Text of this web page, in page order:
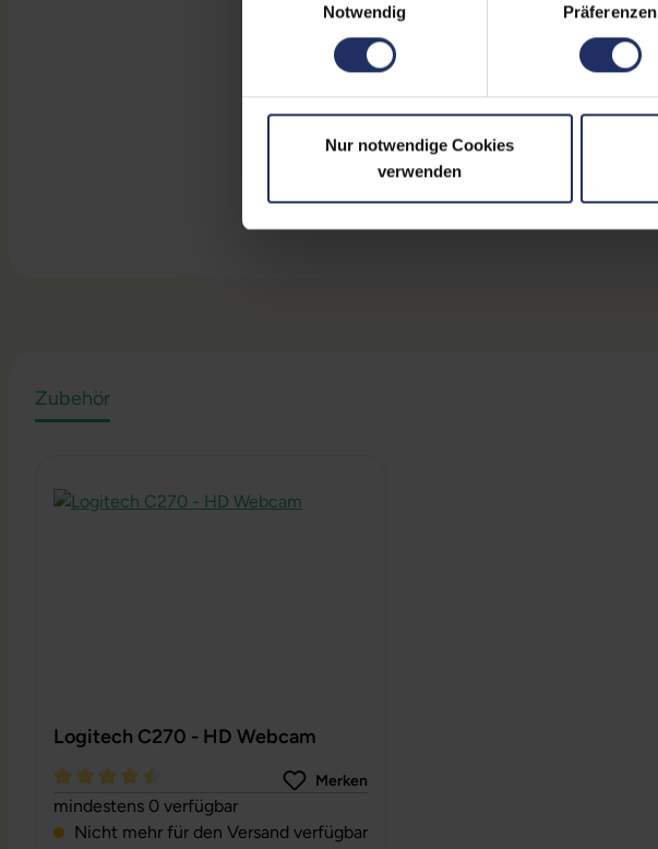
Notwendig
Präferenzen
Nur notwendige Cookies
verwenden
Zubehör
Logitech C270 - HD Webcam
Durchschnittliche Bewertung von 4.56 von 5 Sternen
Merken
mindestens 0 verfügbar
Nicht mehr für den Versand verfügbar